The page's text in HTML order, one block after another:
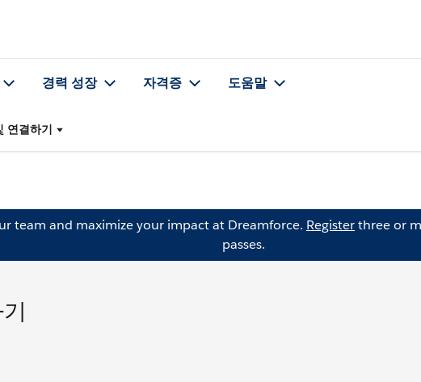
경력 성장 자격증 도움말
연결하기
team and maximize your impact at Dreamforce. Registerthree or
passes.